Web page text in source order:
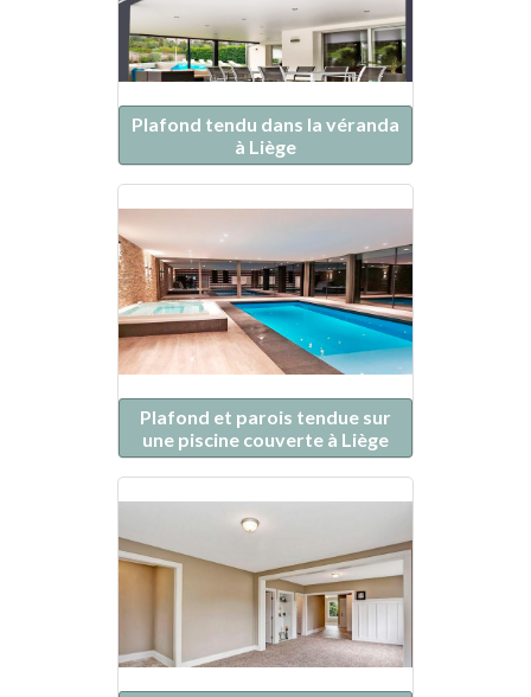
Plafond tendu dans la véranda
à Liège
Plafond et parois tendue sur
une piscine couverte à Liège